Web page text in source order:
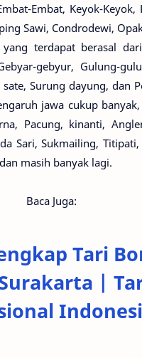
Embat, Keyok-Keyok,
Sawi, Condrodewi,
terdapat berasal
gebyur, Gulung-
Surung dayung, dan
jawa cukup
Pacung, kinanti,
Sari, Sukmailing,
masih banyak lagi.
Baca Juga:
Tari
|